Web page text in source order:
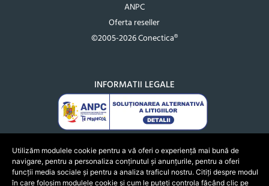
ANPC
Oferta reseller
©2005-2026 Conectica®
INFORMATII LEGALE
Utilizăm modulele cookie pentru a vă oferi o experiență mai bună de
navigare, pentru a personaliza conținutul și anunțurile, pentru a oferi
funcții media sociale și pentru a analiza traficul nostru. Citiți despre modul
în care folosim modulele cookie și cum le puteți controla făcând clic pe